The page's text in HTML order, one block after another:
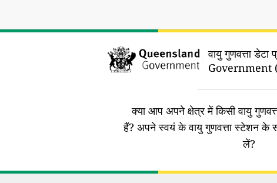
वायु गुणवत्ता डेटा
Government
क्या आप अपने क्षेत्र में किसी वायु
हैं? अपने स्वयं के वायु गुणवत्ता स्टेशन के
लें?